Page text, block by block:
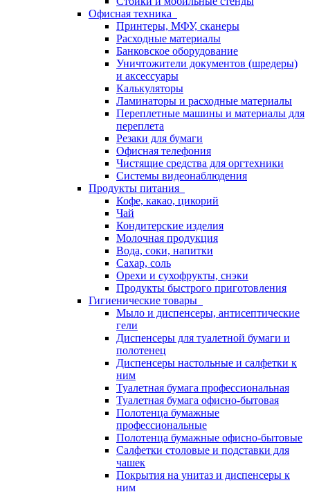
Офисная техника
Принтеры, МФУ, сканеры
Расходные материалы
Банковское оборудование
Уничтожители документов (шредеры)
и аксессуары
Калькуляторы
Ламинаторы и расходные материалы
Переплетные машины и материалы для
переплета
Резаки для бумаги
Офисная телефония
Чистящие средства для оргтехники
Системы видеонаблюдения
Продукты питания
Кофе, какао, цикорий
Чай
Кондитерские изделия
Молочная продукция
Вода, соки, напитки
Сахар, соль
Орехи и сухофрукты, снэки
Продукты быстрого приготовления
Гигиенические товары
Мыло и диспенсеры, антисептические
гели
Диспенсеры для туалетной бумаги и
полотенец
Диспенсеры настольные и салфетки к
ним
Туалетная бумага профессиональная
Туалетная бумага офисно-бытовая
Полотенца бумажные
профессиональные
Полотенца бумажные офисно-бытовые
Салфетки столовые и подставки для
чашек
Покрытия на унитаз и диспенсеры к
ним